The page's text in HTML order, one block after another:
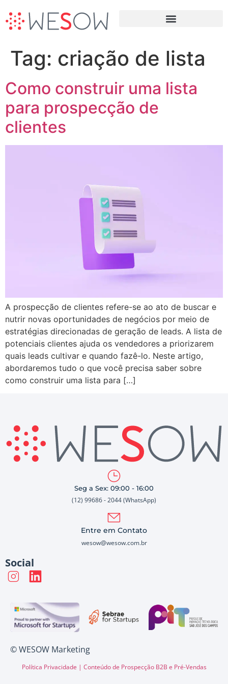
Tag: criação de lista
Como construir uma lista
para prospecção de
clientes
A prospecção de clientes refere-se ao ato de buscar e
nutrir novas oportunidades de negócios por meio de
estratégias direcionadas de geração de leads. A lista de
potenciais clientes ajuda os vendedores a priorizarem
quais leads cultivar e quando fazê-lo. Neste artigo,
abordaremos tudo o que você precisa saber sobre
como construir uma lista para […]
Seg a Sex: 09:00 - 16:00
(12) 99686 - 2044 (WhatsApp)
Entre em Contato
wesow@wesow.com.br
Social
© WESOW Marketing
Política Privacidade | Conteúdo de Prospecção B2B e Pré-Vendas